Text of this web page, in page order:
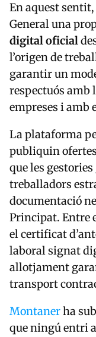
En aquest
General una
digital oficial
l’origen de
garantir un
respectuós amb
empreses i amb
La plataforma
publiquin
que les
treballadors
documentació
Principat. Entre
el certificat
laboral signat
allotjament
transport
Montanerha
que ningú entri